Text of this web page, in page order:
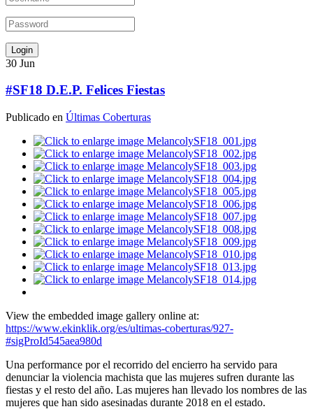
30 Jun
#SF18 D.E.P. Felices Fiestas
Publicado en Últimas Coberturas
View the embedded image gallery online at:
https://www.ekinklik.org/es/ultimas-coberturas/927-
#sigProId545aea980d
Una performance por el recorrido del encierro ha servido para
denunciar la violencia machista que las mujeres sufren durante las
fiestas y el resto del año. Las mujeres han llevado los nombres de las
mujeres que han sido asesinadas durante 2018 en el estado.